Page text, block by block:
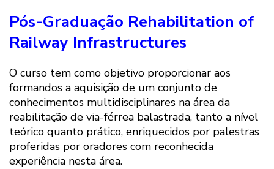
Pós-Graduação Rehabilitation of
Railway Infrastructures
O curso tem como objetivo proporcionar aos
formandos a aquisição de um conjunto de
conhecimentos multidisciplinares na área da
reabilitação de via-férrea balastrada, tanto a nível
teórico quanto prático, enriquecidos por palestras
proferidas por oradores com reconhecida
experiência nesta área.